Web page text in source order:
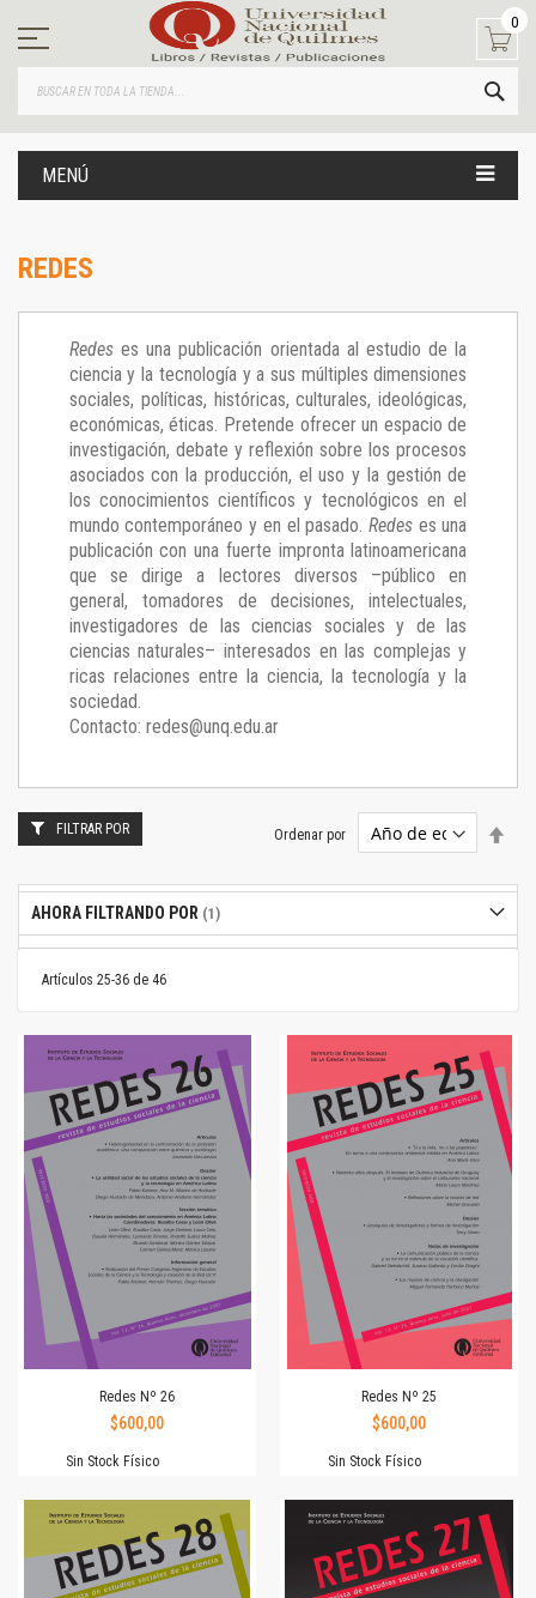
contenido
0
MENÚ
REDES
Redeses una publicación orientada al estudio de la
ciencia y la tecnología y a sus múltiples dimensiones
sociales, políticas, históricas, culturales, ideológicas,
económicas, éticas. Pretende ofrecer un espacio de
investigación, debate y reflexión sobre los procesos
asociados con la producción, el uso y la gestión de
los conocimientos científicos y tecnológicos en el
mundo contemporáneo y en el pasado. Redeses una
publicación con una fuerte impronta latinoamericana
que se dirige a lectores diversos –público en
general, tomadores de decisiones, intelectuales,
investigadores de las ciencias sociales y de las
ciencias naturales– interesados en las complejas y
ricas relaciones entre la ciencia, la tecnología y la
sociedad.
Contacto: redes@unq.edu.ar
Artículos 25-36 de 46
Ordenar por
Redes Nº 26
$600,00
Sin Stock Físico
Redes Nº 25
$600,00
Sin Stock Físico
FILTRAR POR
AHORA FILTRANDO POR